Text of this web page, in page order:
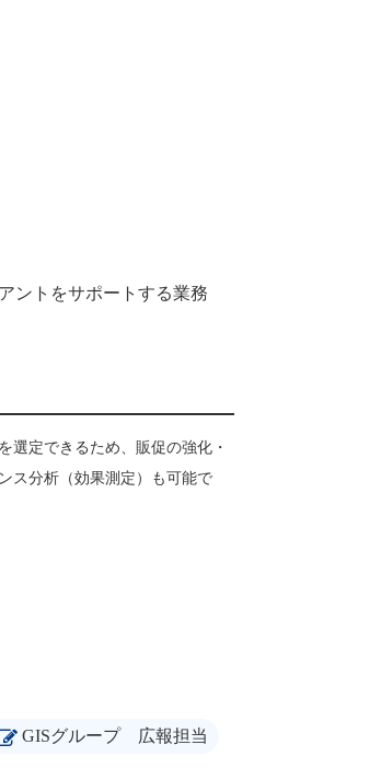
ントをサポートする業務
選定できるため、販促の強化・
ス分析（効果測定）も可能で
GISグループ 広報担当